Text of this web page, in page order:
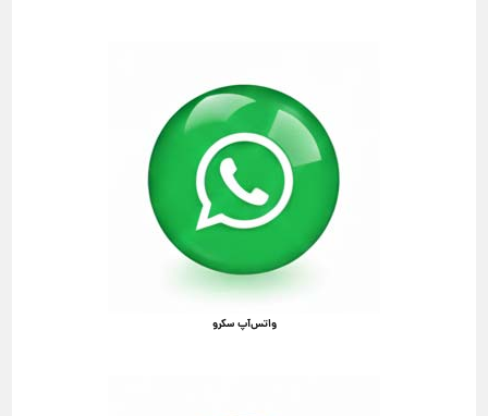
واتس‌آپ سکرو